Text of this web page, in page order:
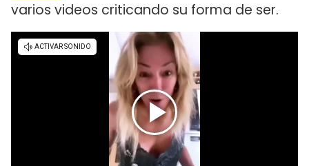
varios videos criticando su forma de ser.